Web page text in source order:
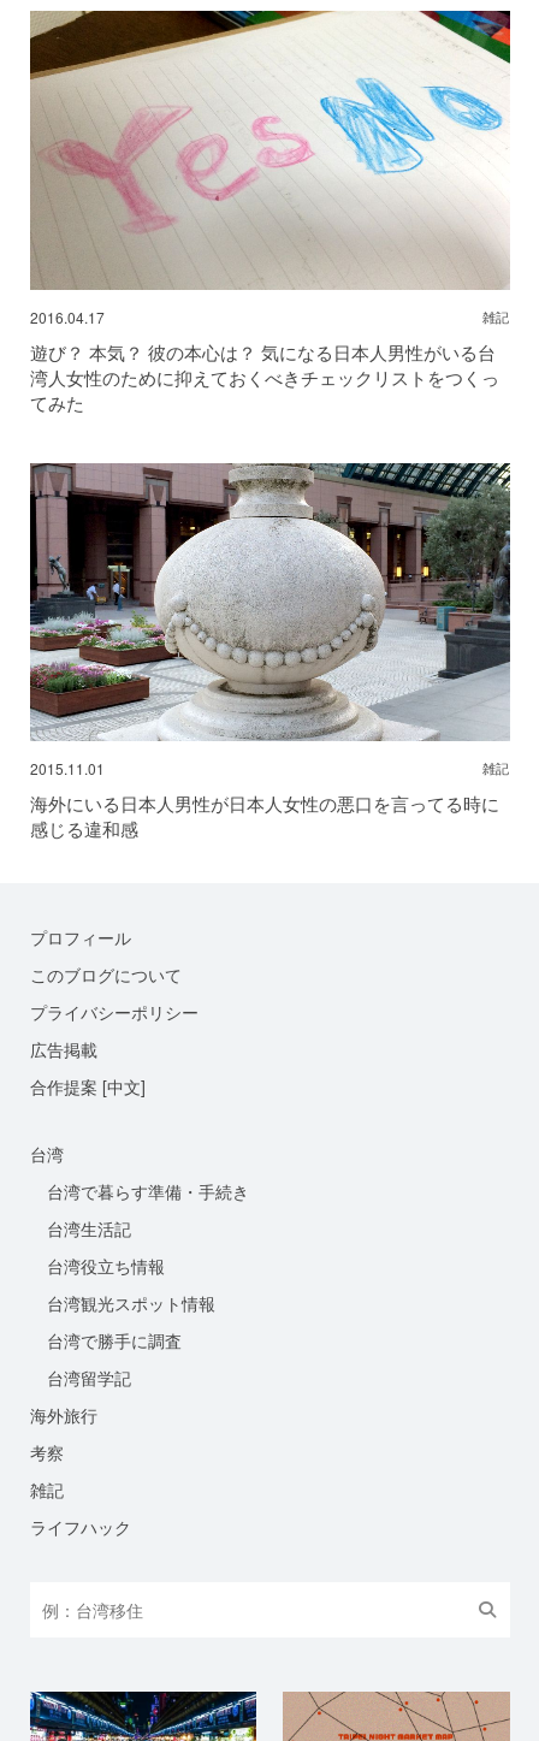
2016.04.17 雑記
遊び？ 本気？ 彼の本心は？ 気になる日本人男性がいる台
湾人女性のために抑えておくべきチェックリストをつくっ
てみた
2015.11.01 雑記
海外にいる日本人男性が日本人女性の悪口を言ってる時に
感じる違和感
プロフィール
このブログについて
プライバシーポリシー
広告掲載
合作提案 [中文]
台湾
台湾で暮らす準備・手続き
台湾生活記
台湾役立ち情報
台湾観光スポット情報
台湾で勝手に調査
台湾留学記
海外旅行
考察
雑記
ライフハック